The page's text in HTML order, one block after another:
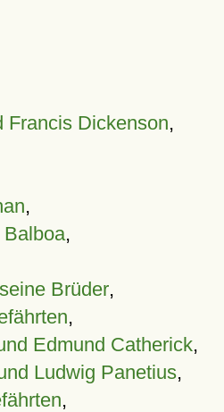
Francis Dickenson,
,
,
Brüder,
,
Edmund Catherick,
Ludwig Panetius,
,